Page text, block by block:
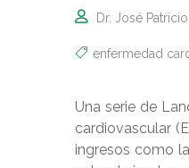
Dr. José
enfermedad
Una serie de
cardiovascular
ingresos como